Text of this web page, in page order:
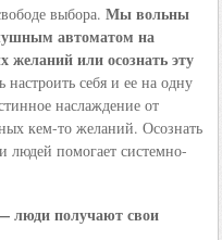
выбора. Мы вольны
автоматом на
желаний или осознать эту
настроить себя и ее на одну
наслаждение от
кем-то желаний. Осознать
людей помогает системно-
люди получают свои